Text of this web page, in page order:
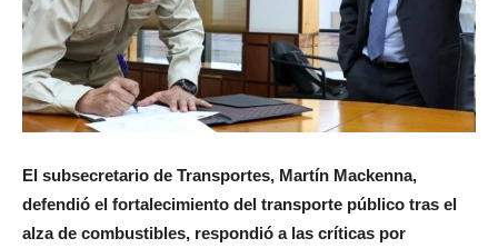
El subsecretario de Transportes, Martín Mackenna,
defendió el fortalecimiento del transporte público tras el
alza de combustibles, respondió a las críticas por